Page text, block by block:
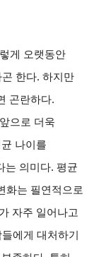
게 오랫동안
한다. 하지만
곤란하다.
으로 더욱
나이를
는 의미다. 평균
화는 필연적으로
자주 일어나고
에게 대처하기